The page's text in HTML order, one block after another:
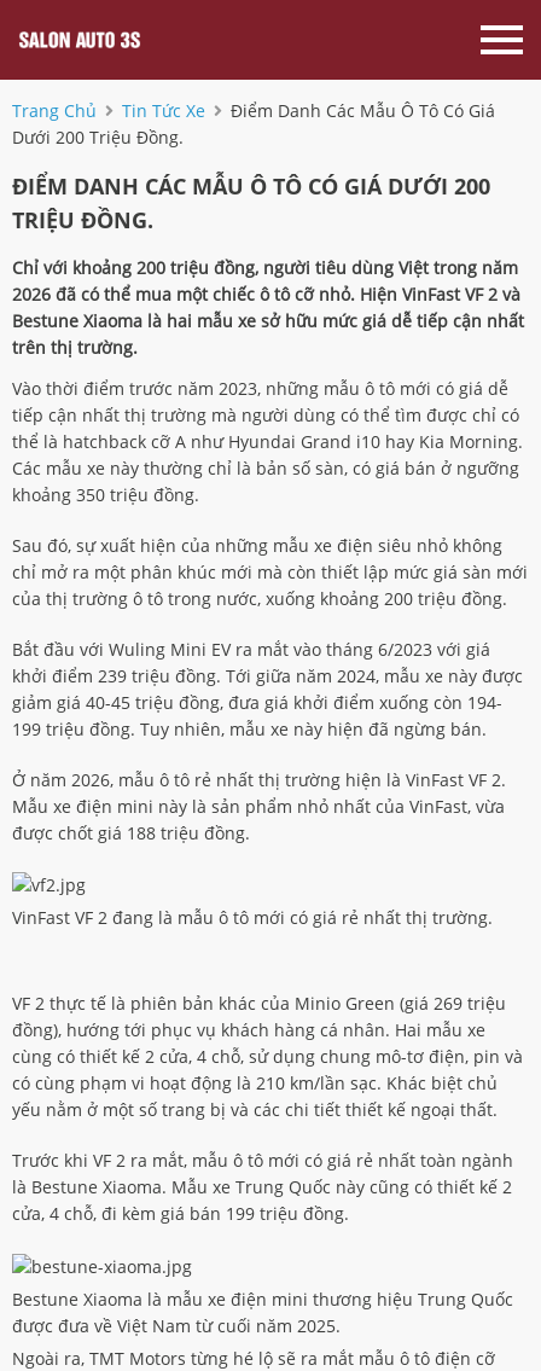
Trang Chủ Tin Tức Xe
Điểm Danh Các Mẫu Ô Tô Có Giá
Dưới 200 Triệu Đồng.
ĐIỂM DANH CÁC MẪU Ô TÔ CÓ GIÁ DƯỚI 200
TRIỆU ĐỒNG.
Chỉ với khoảng 200 triệu đồng, người tiêu dùng Việt trong năm
2026 đã có thể mua một chiếc ô tô cỡ nhỏ. Hiện VinFast VF 2 và
Bestune Xiaoma là hai mẫu xe sở hữu mức giá dễ tiếp cận nhất
trên thị trường.
Vào thời điểm trước năm 2023, những mẫu ô tô mới có giá dễ
tiếp cận nhất thị trường mà người dùng có thể tìm được chỉ có
thể là hatchback cỡ A như Hyundai Grand i10 hay Kia Morning.
Các mẫu xe này thường chỉ là bản số sàn, có giá bán ở ngưỡng
khoảng 350 triệu đồng.
Sau đó, sự xuất hiện của những mẫu xe điện siêu nhỏ không
chỉ mở ra một phân khúc mới mà còn thiết lập mức giá sàn mới
của thị trường ô tô trong nước, xuống khoảng 200 triệu đồng.
Bắt đầu với Wuling Mini EV ra mắt vào tháng 6/2023 với giá
khởi điểm 239 triệu đồng. Tới giữa năm 2024, mẫu xe này được
giảm giá 40-45 triệu đồng, đưa giá khởi điểm xuống còn 194-
199 triệu đồng. Tuy nhiên, mẫu xe này hiện đã ngừng bán.
Ở năm 2026, mẫu ô tô rẻ nhất thị trường hiện là VinFast VF 2.
Mẫu xe điện mini này là sản phẩm nhỏ nhất của VinFast, vừa
được chốt giá 188 triệu đồng.
VinFast VF 2 đang là mẫu ô tô mới có giá rẻ nhất thị trường.
VF 2 thực tế là phiên bản khác của Minio Green (giá 269 triệu
đồng), hướng tới phục vụ khách hàng cá nhân. Hai mẫu xe
cùng có thiết kế 2 cửa, 4 chỗ, sử dụng chung mô-tơ điện, pin và
có cùng phạm vi hoạt động là 210 km/lần sạc. Khác biệt chủ
yếu nằm ở một số trang bị và các chi tiết thiết kế ngoại thất.
Trước khi VF 2 ra mắt, mẫu ô tô mới có giá rẻ nhất toàn ngành
là Bestune Xiaoma. Mẫu xe Trung Quốc này cũng có thiết kế 2
cửa, 4 chỗ, đi kèm giá bán 199 triệu đồng.
Bestune Xiaoma là mẫu xe điện mini thương hiệu Trung Quốc
được đưa về Việt Nam từ cuối năm 2025.
Ngoài ra, TMT Motors từng hé lộ sẽ ra mắt mẫu ô tô điện cỡ